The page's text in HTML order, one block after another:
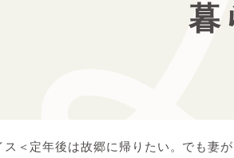
暮
ス＜定年後は故郷に帰りたい。でも妻